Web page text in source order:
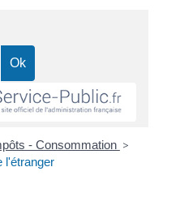
- Consommation >
l'étranger